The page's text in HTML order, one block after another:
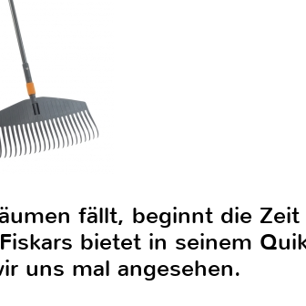
fällt, beginnt die Zeit
bietet in seinem
uns mal angesehen.